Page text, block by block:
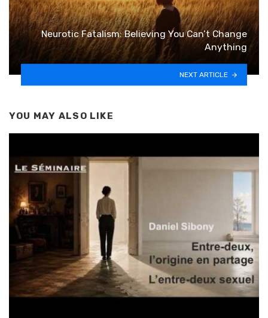
Neurotic Fatalism: Believing You Can’t Change
Anything
NEXT ARTICLE
YOU MAY ALSO LIKE